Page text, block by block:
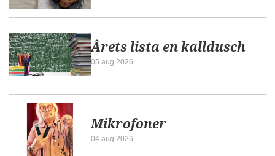
Årets lista en kalldusch
05 aug 2026
Mikrofoner
04 aug 2026